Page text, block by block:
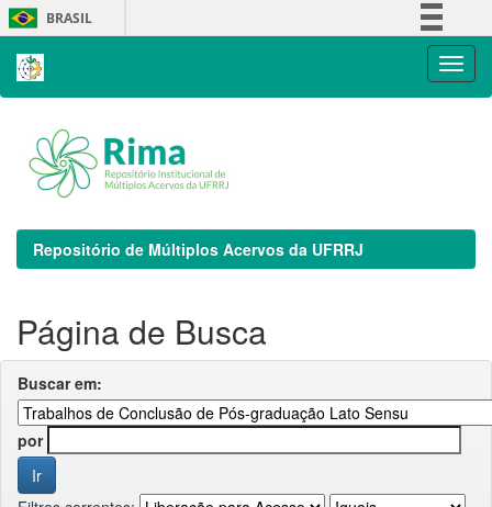
Skip
navigation
BRASIL
Repositório de Múltiplos Acervos da UFRRJ
Página de Busca
Buscar em:
por